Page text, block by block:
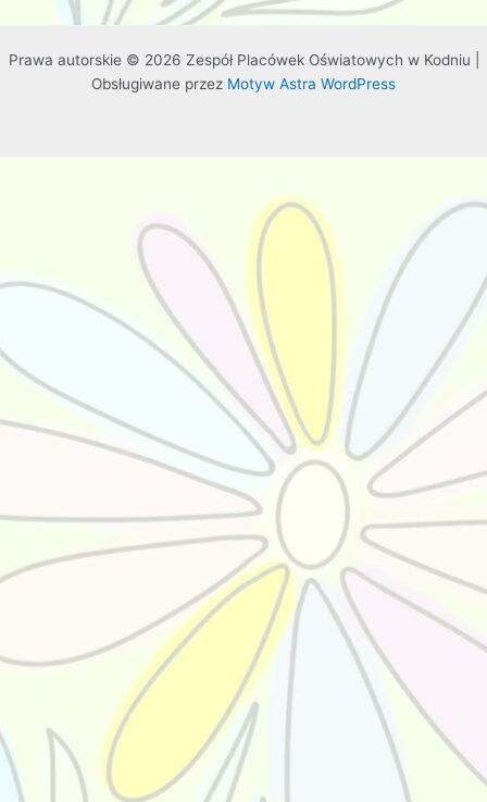
Prawa autorskie © 2026 Zespół Placówek Oświatowych w Kodniu |
Obsługiwane przez Motyw Astra WordPress